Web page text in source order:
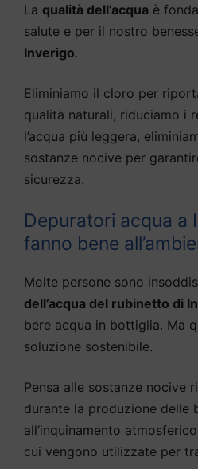
La qualità dell’acqua è
salute e per il nostro
Inverigo.
Eliminiamo il cloro per
qualità naturali, riduciamo i
l’acqua più leggera,
sostanze nocive per
sicurezza.
Depuratori acqua a
fanno bene
Molte persone sono
dell’acqua del rubinetto di
bere acqua in bottiglia. Ma
soluzione sostenibile.
Pensa alle sostanze nocive
durante la produzione delle
all’inquinamento
cui vengono utilizzate per